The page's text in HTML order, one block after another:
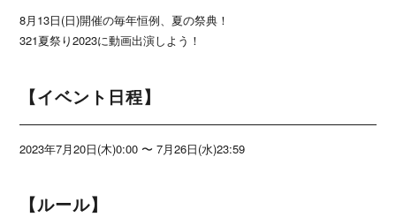
8月13日(日)開催の毎年恒例、夏の祭典！
321夏祭り2023に動画出演しよう！
【イベント日程】
2023年7月20日(木)0:00 〜 7月26日(水)23:59
【ルール】